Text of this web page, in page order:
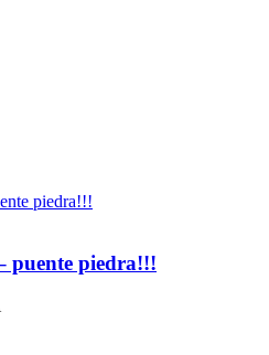
puente piedra!!!